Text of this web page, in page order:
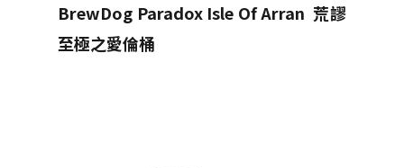
BrewDog Paradox Isle Of Arran 荒謬
至極之愛倫桶